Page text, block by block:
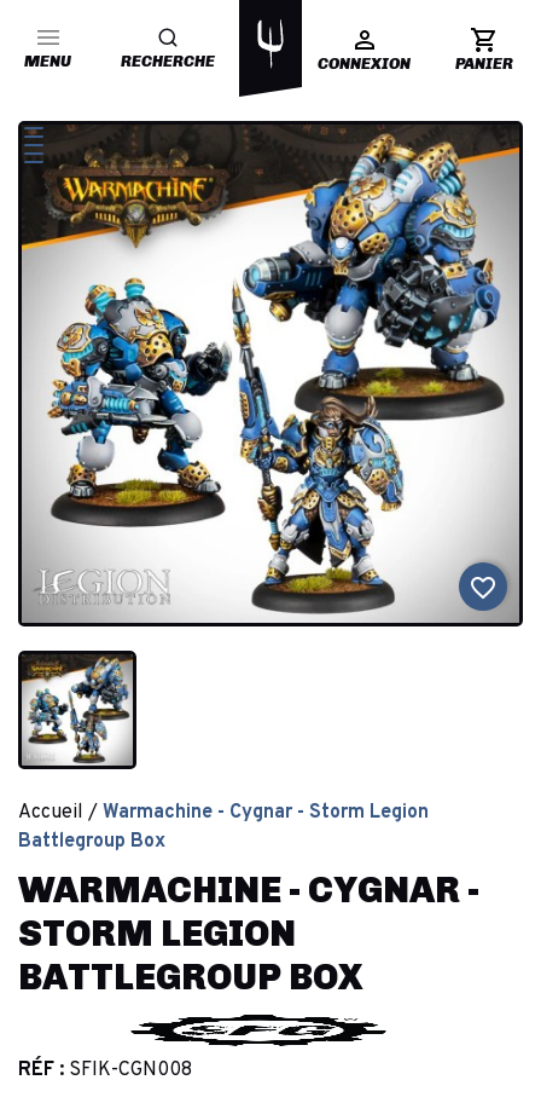
MENU RECHERCHE CONNEXION PANIER
favorite_border
Accueil
Warmachine - Cygnar - Storm Legion
Battlegroup Box
WARMACHINE - CYGNAR -
STORM LEGION
BATTLEGROUP BOX
RÉF : SFIK-CGN008